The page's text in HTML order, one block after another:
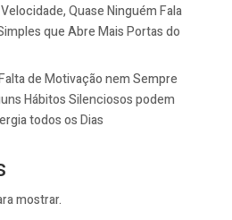
Quase Ninguém Fala
que Abre Mais Portas do
de Motivação nem Sempre
Hábitos Silenciosos podem
todos os Dias
mostrar.